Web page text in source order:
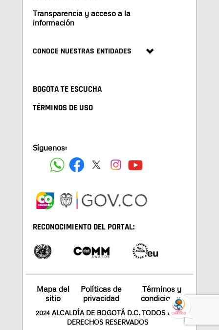
Transparencia y acceso a la
información
CONOCE NUESTRAS ENTIDADES
BOGOTA TE ESCUCHA
TÉRMINOS DE USO
Síguenos:
RECONOCIMIENTO DEL PORTAL:
Mapa del
sitio
Políticas de
privacidad
Términos y
condiciones
2024 ALCALDÍA DE BOGOTÁ D.C. TODOS LOS
DERECHOS RESERVADOS